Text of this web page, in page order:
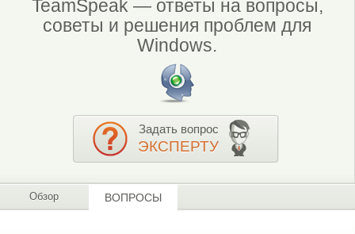
TeamSpeak — ответы на вопросы,
советы и решения проблем для
Windows.
Задать вопрос
ЭКСПЕРТУ
Обзор ВОПРОСЫ